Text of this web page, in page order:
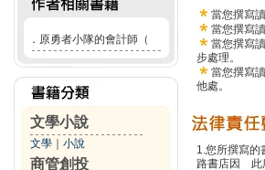
． 原勇者小隊的會計師（
文學小說
文學 小說
商管創投
當您撰寫
當您撰寫
當您撰寫
步處理。
當您撰寫
他處。
1.您所撰寫的
路書店因 此